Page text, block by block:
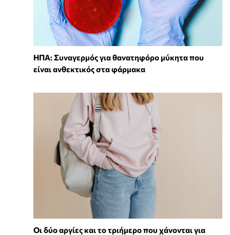
ΗΠΑ: Συναγερμός για θανατηφόρο μύκητα που
είναι ανθεκτικός στα φάρμακα
Οι δύο αργίες και το τριήμερο που χάνονται για